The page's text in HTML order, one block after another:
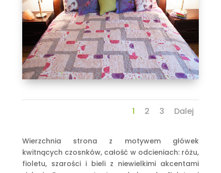
1 2 3 Dalej
Wierzchnia strona z motywem główek
kwitnących czosnków, całość w odcieniach: różu,
fioletu, szarości i bieli z niewielkimi akcentami